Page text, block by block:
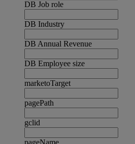
DB Job role
DB Industry
DB Annual Revenue
DB Employee size
marketoTarget
pagePath
gclid
pageName